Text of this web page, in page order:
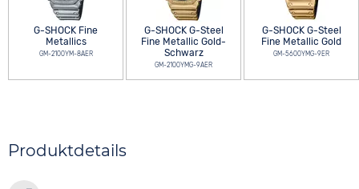
G-SHOCK Fine
Metallics
GM-2100YM-8AER
G-SHOCK G-Steel
Fine Metallic Gold-
Schwarz
GM-2100YMG-9AER
G-SHOCK G-Steel
Fine Metallic Gold
GM-5600YMG-9ER
Produktdetails